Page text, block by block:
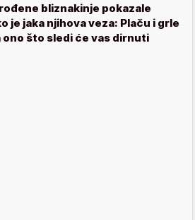
bliznakinje pokazale
je jaka njihova veza: Plaču i grle
ono što sledi će vas dirnuti